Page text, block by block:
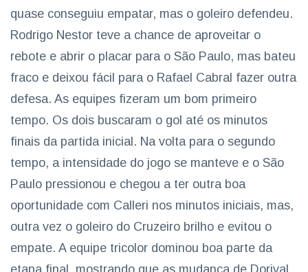
quase conseguiu empatar, mas o goleiro defendeu.
Rodrigo Nestor teve a chance de aproveitar o
rebote e abrir o placar para o São Paulo, mas bateu
fraco e deixou fácil para o Rafael Cabral fazer outra
defesa. As equipes fizeram um bom primeiro
tempo. Os dois buscaram o gol até os minutos
finais da partida inicial. Na volta para o segundo
tempo, a intensidade do jogo se manteve e o São
Paulo pressionou e chegou a ter outra boa
oportunidade com Calleri nos minutos iniciais, mas,
outra vez o goleiro do Cruzeiro brilho e evitou o
empate. A equipe tricolor dominou boa parte da
etapa final, mostrando que as mudança de Dorival